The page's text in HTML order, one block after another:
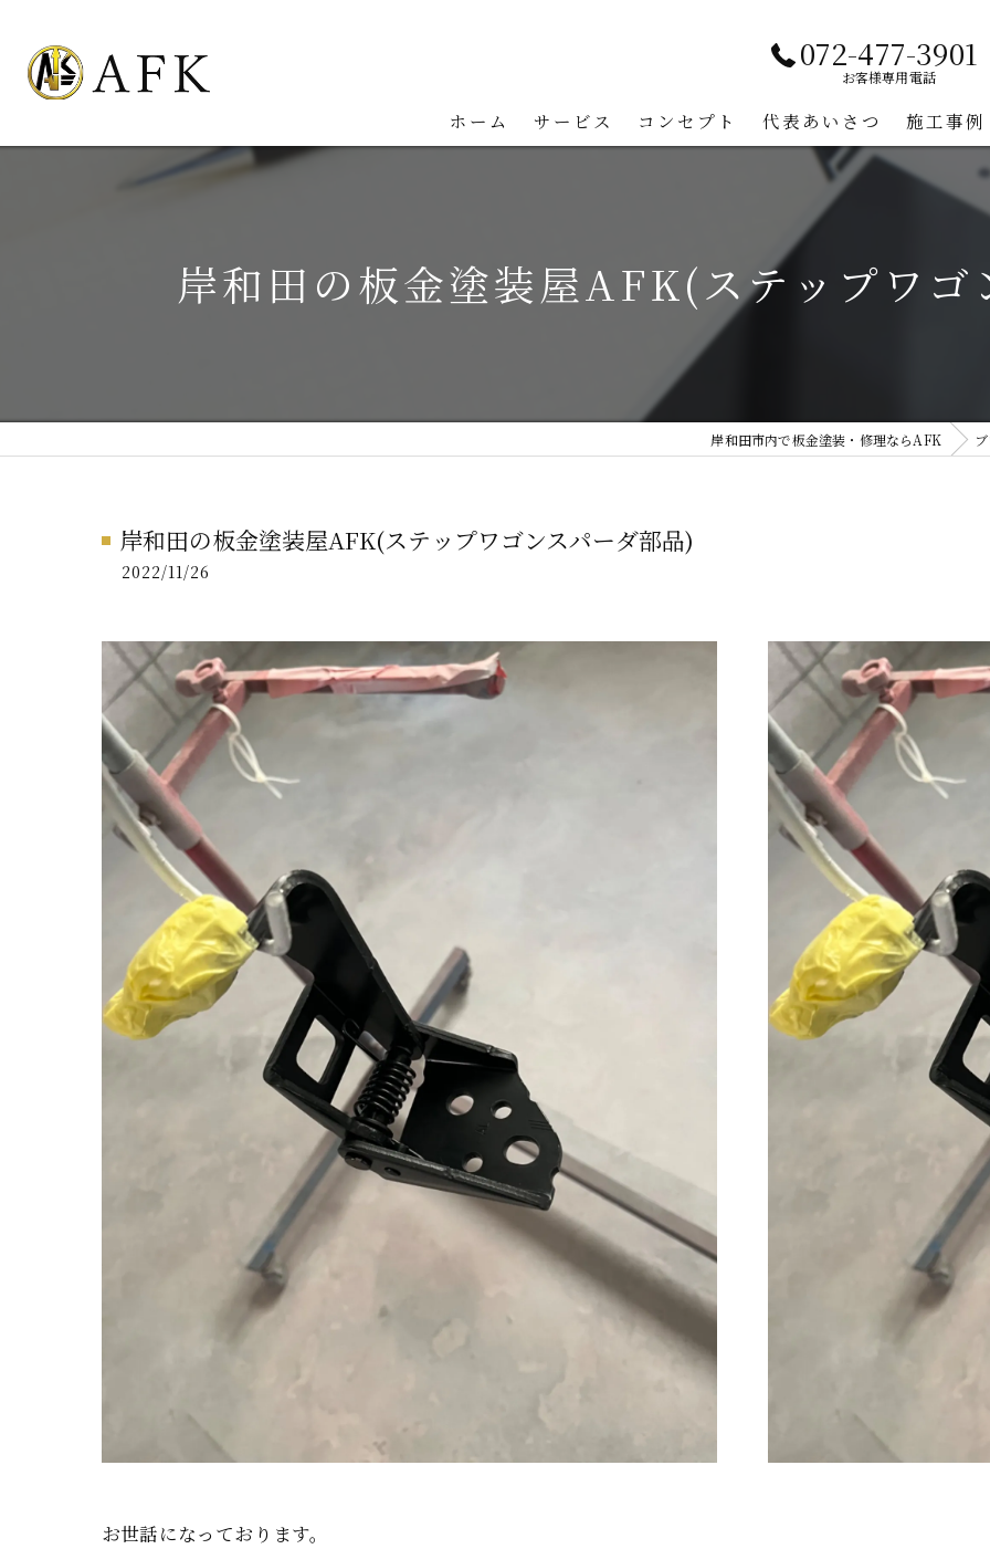
072-477-3901
お客様専用電話
ホーム サービス コンセプト 代表あいさつ 施工事例
岸和田の板金塗装屋AFK(ステップワ
岸和田市内で板金塗装・修理ならAFK
岸和田の板金塗装屋AFK(ステップワゴンスパーダ部品)
2022/11/26
お世話になっております。